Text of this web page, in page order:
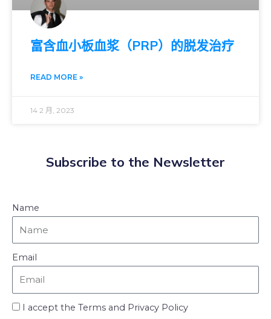
富含血小板血浆（PRP）的脱发治疗
READ MORE »
14 2 月, 2023
Subscribe to the Newsletter
Name
Email
I accept the Terms and Privacy Policy